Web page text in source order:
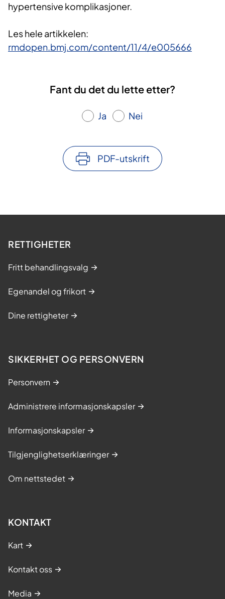
hypertensive komplikasjoner.
Les hele artikkelen:
rmdopen.bmj.com/content/11/4/e005666
Fant du det du lette etter?
Ja Nei
PDF-utskrift
RETTIGHETER
Fritt behandlingsvalg
Egenandel og frikort
Dine rettigheter
SIKKERHET OG PERSONVERN
Personvern
Administrere informasjonskapsler
Informasjonskapsler
Tilgjenglighetserklæringer
Om nettstedet
KONTAKT
Kart
Kontakt oss
Media